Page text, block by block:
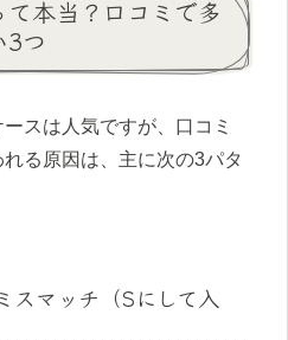
て本当？口コミで多
3つ
スは人気ですが、口コミ
る原因は、主に次の3パタ
マッチ（Sにして入